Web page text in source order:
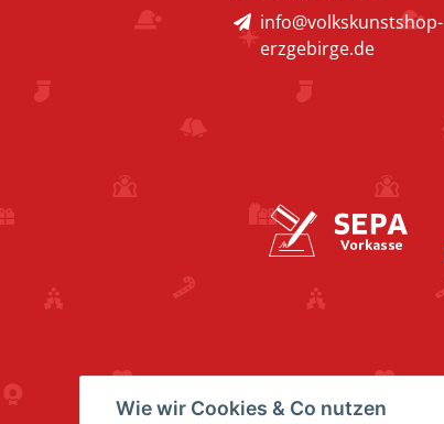
info@volkskunstshop-
erzgebirge.de
Wie wir Cookies & Co nutzen